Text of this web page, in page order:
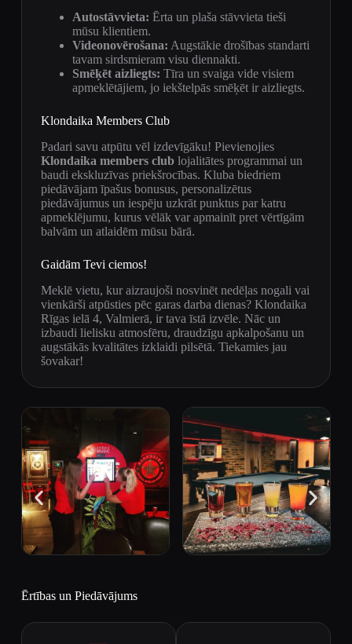
Autostāvvieta: Ērta un plaša stāvvieta tieši
mūsu klientiem.
Videonovērošana: Augstākie drošības standarti
tavam sirdsmieram visu diennakti.
Smēķēt aizliegts: Tīra un svaiga vide visiem
apmeklētājiem, jo iekštelpās smēķēt ir aizliegts.
Klondaika Members Club
Padari savu atpūtu vēl izdevīgāku! Pievienojies
Klondaika members clublojalitātes programmai un
baudi ekskluzīvas priekšrocības. Kluba biedriem
piedāvājam īpašus bonusus, personalizētus
piedāvājumus un iespēju uzkrāt punktus par katru
apmeklējumu, kurus vēlāk var apmainīt pret vērtīgām
balvām un atlaidēm mūsu bārā.
Gaidām Tevi ciemos!
Meklē vietu, kur aizraujoši nosvinēt nedēļas nogali vai
vienkārši atpūsties pēc garas darba dienas? Klondaika
Rīgas ielā 4, Valmierā, ir tava īstā izvēle. Nāc un
izbaudi lielisku atmosfēru, draudzīgu apkalpošanu un
augstākās kvalitātes izklaidi pilsētā. Tiekamies jau
šovakar!
Ērtības un Piedāvājums